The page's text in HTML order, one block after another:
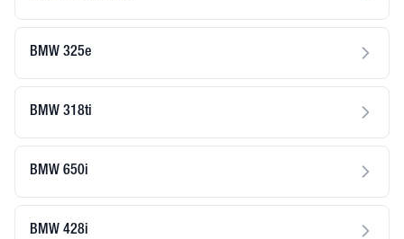
BMW 325e
BMW 318ti
BMW 650i
BMW 428i